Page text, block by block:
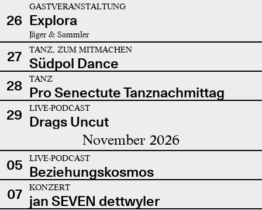
26
GASTVERANSTALTUNG
Explora
Jäger & Sammler
27 TANZ, ZUM MITMACHEN
Südpol Dance
28
TANZ
Pro Senectute Tanznachmittag
29
LIVE-PODCAST
Drags Uncut
November 2026
05 LIVE-PODCAST
Beziehungskosmos
07
KONZERT
jan SEVEN dettwyler